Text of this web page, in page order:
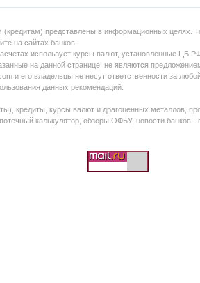
(кредитам) представлены в информационных целях.
на сайтах банков.
использует курсы валют, установленные ЦБ
на данной странице, не являются
и его владельцы не несут ответственности за
данных рекомендаций.
кредиты, курсы валют и драгоценных металлов,
калькулятор, обзоры ОФБУ, новости банков -